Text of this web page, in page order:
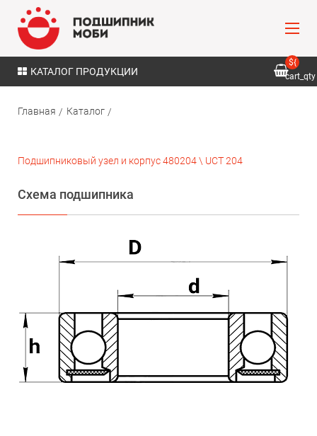
КАТАЛОГ ПРОДУКЦИИ
${
cart_qty
Главная Каталог
Подшипниковый узел и корпус 480204 \ UCT 204
Схема подшипника